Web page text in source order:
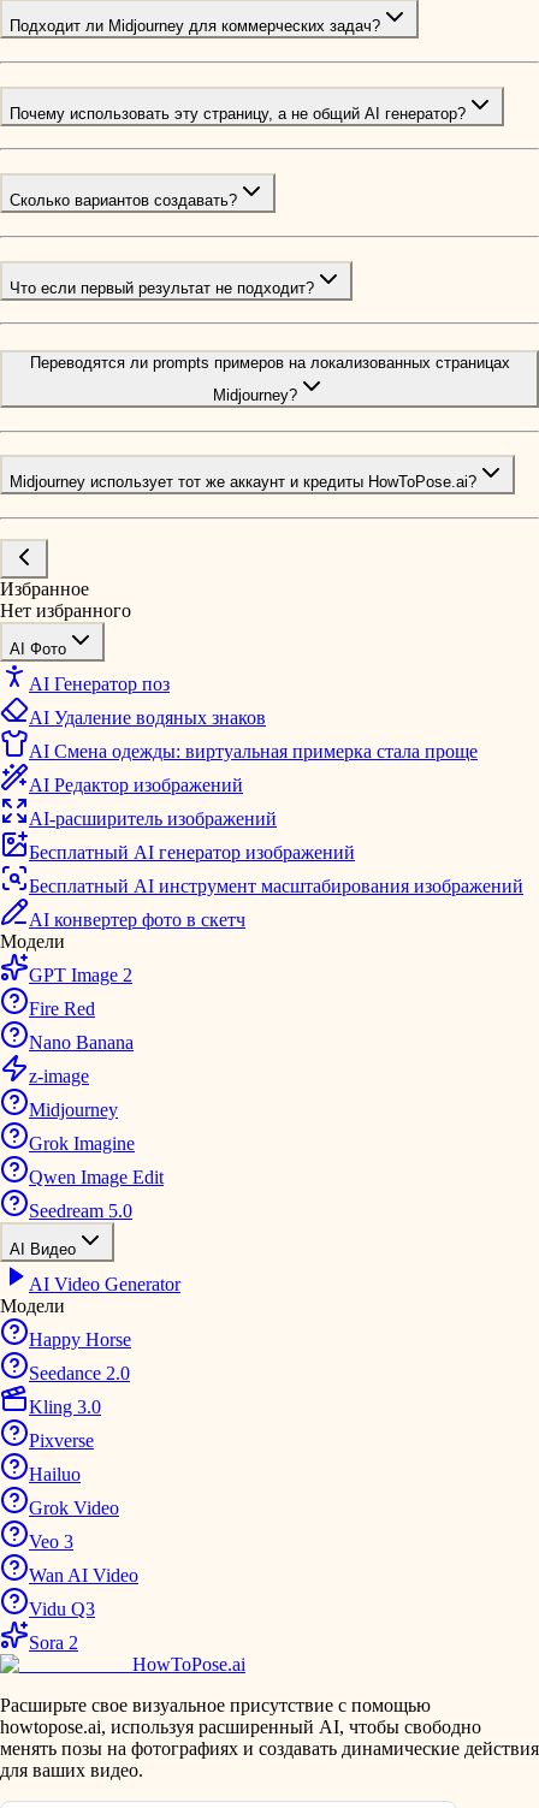
Подходит ли Midjourney для коммерческих задач?
Почему использовать эту страницу, а не общий AI генератор?
Сколько вариантов создавать?
Что если первый результат не подходит?
Переводятся ли prompts примеров на локализованных страницах
Midjourney?
Midjourney использует тот же аккаунт и кредиты HowToPose.ai?
Избранное
Нет избранного
AI Фото
AI Генератор поз
AI Удаление водяных знаков
AI Смена одежды: виртуальная примерка стала проще
AI Редактор изображений
AI-расширитель изображений
Бесплатный AI генератор изображений
Бесплатный AI инструмент масштабирования изображений
AI конвертер фото в скетч
Модели
GPT Image 2
Fire Red
Nano Banana
z-image
Midjourney
Grok Imagine
Qwen Image Edit
Seedream 5.0
AI Видео
AI Video Generator
Модели
Happy Horse
Seedance 2.0
Kling 3.0
Pixverse
Hailuo
Grok Video
Veo 3
Wan AI Video
Vidu Q3
Sora 2
HowToPose.ai
Расширьте свое визуальное присутствие с помощью
howtopose.ai, используя расширенный AI, чтобы свободно
менять позы на фотографиях и создавать динамические действия
для ваших видео.